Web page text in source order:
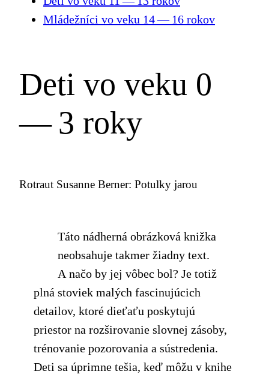
Mládežníci vo veku 14 — 16 rokov
Deti vo veku 0
— 3 roky
Rotraut Susanne Berner: Potulky jarou
Táto nádherná obrázková knižka
neobsahuje takmer žiadny text.
A načo by jej vôbec bol? Je totiž
plná stoviek malých fascinujúcich
detailov, ktoré dieťaťu poskytujú
priestor na rozširovanie slovnej zásoby,
trénovanie pozorovania a sústredenia.
Deti sa úprimne tešia, keď môžu v knihe